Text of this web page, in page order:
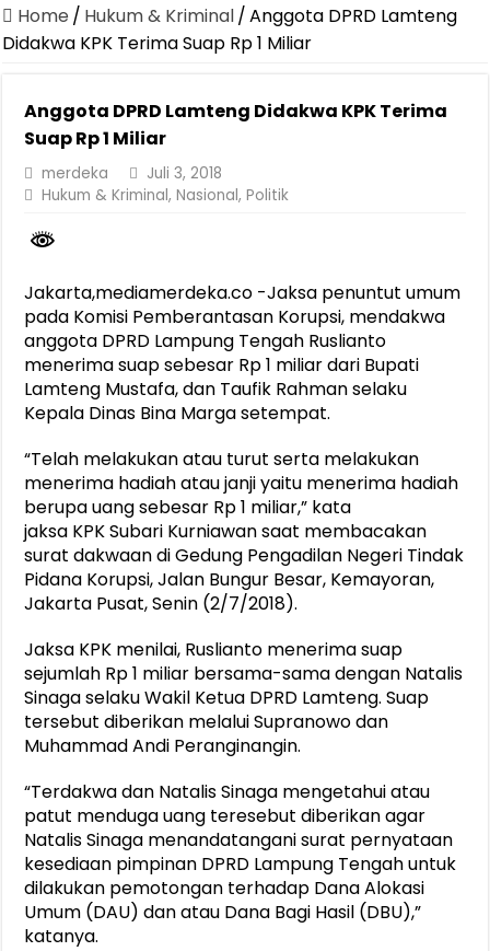
Pemprov Lampung Berhasil Kendalikan Inflasi, Jadi Provinsi
Dirut Jasa Raharja Dampingi Wamenhub Tinjau Penanganan
Pastikan Pelayanan Maksimal, Direksi Jasa Raharja Tinjau Korban
Dirut Jasa Raharja Dampingi Wamenhub Tinjau Penanganan
Purnama Wulan Sari Mirza Buka SiSeSa Roadshow Lampung
Home / Hukum & Kriminal/Anggota DPRD Lamteng
Didakwa KPK Terima Suap Rp 1 Miliar
Anggota DPRD Lamteng Didakwa KPK Terima
Suap Rp 1 Miliar
merdeka
Juli 3, 2018
Hukum & Kriminal,Nasional,Politik
Jakarta,mediamerdeka.co -Jaksa penuntut umum
pada Komisi Pemberantasan Korupsi, mendakwa
anggota DPRD Lampung Tengah Ruslianto
menerima suap sebesar Rp 1 miliar dari Bupati
Lamteng Mustafa, dan Taufik Rahman selaku
Kepala Dinas Bina Marga setempat.
“Telah melakukan atau turut serta melakukan
menerima hadiah atau janji yaitu menerima hadiah
berupa uang sebesar Rp 1 miliar,” kata
jaksa KPK Subari Kurniawan saat membacakan
surat dakwaan di Gedung Pengadilan Negeri Tindak
Pidana Korupsi, Jalan Bungur Besar, Kemayoran,
Jakarta Pusat, Senin (2/7/2018).
Jaksa KPK menilai, Ruslianto menerima suap
sejumlah Rp 1 miliar bersama-sama dengan Natalis
Sinaga selaku Wakil Ketua DPRD Lamteng. Suap
tersebut diberikan melalui Supranowo dan
Muhammad Andi Peranginangin.
“Terdakwa dan Natalis Sinaga mengetahui atau
patut menduga uang teresebut diberikan agar
Natalis Sinaga menandatangani surat pernyataan
kesediaan pimpinan DPRD Lampung Tengah untuk
dilakukan pemotongan terhadap Dana Alokasi
Umum (DAU) dan atau Dana Bagi Hasil (DBU),”
katanya.